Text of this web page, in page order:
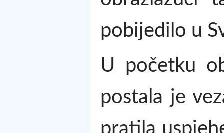
pobijedilo u
U početku
postala je